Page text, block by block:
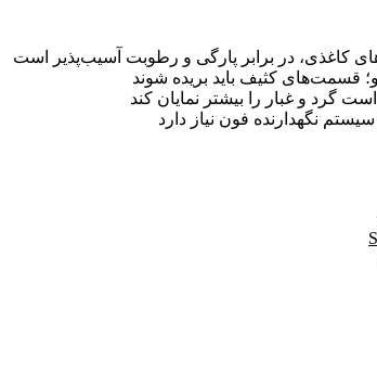
کاغذی، در برابر پارگی و رطوبت آسیب‌پذیر است
قسمت‌های کثیف باید بریده شوند
گرد و غبار را بیشتر نمایان کند
نگهدارنده فون نیاز دارد